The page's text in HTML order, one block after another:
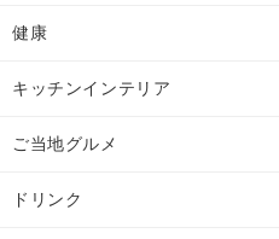
健康
キッチンインテリア
ご当地グルメ
ドリンク